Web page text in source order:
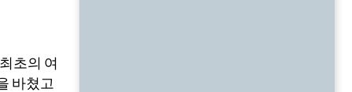
초의 여
바쳤고